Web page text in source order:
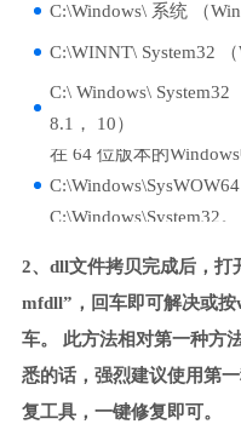
C:\Windows\ 系统 （
C:\WINNT\ System32 （
C:\ Windows\ System32
8.1， 10）
在 64 位版本的
C:\Windows\System32。
2、dll文件拷贝完成后，打
mfdll”，回车即可解决或
车。 此方法相对第一种方
悉的话，强烈建议使用第
复工具，一键修复即可。